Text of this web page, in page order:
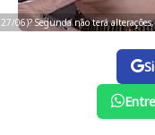
06)? Segunda não terá